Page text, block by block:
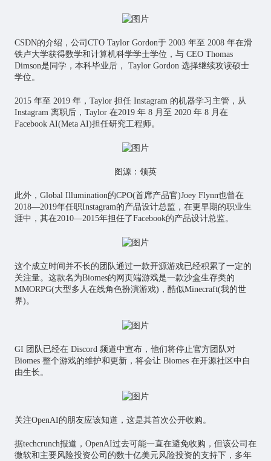
CSDN的介绍，公司CTO Taylor Gordon于 2003 年至 2008 年在滑
铁卢大学获得数学和计算机科学学士学位，与 CEO Thomas
Dimson是同学，本科毕业后， Taylor Gordon 选择继续攻读硕士
学位。
2015 年至 2019 年，Taylor 担任 Instagram 的机器学习主管，从
Instagram 离职后，Taylor 在2019 年 8 月至 2020 年 8 月在
Facebook AI(Meta AI)担任研究工程师。
图源：领英
此外，Global Illumination的CPO(首席产品官)Joey Flynn也曾在
2018—2019年任职Instagram的产品设计总监，在更早期的职业生
涯中，其在2010—2015年担任了Facebook的产品设计总监。
这个成立时间并不长的团队通过一款开源游戏已经积累了一定的
关注量。这款名为Biomes的网页端游戏是一款沙盒生存类的
MMORPG(大型多人在线角色扮演游戏)，酷似Minecraft(我的世
界)。
GI 团队已经在 Discord 频道中宣布，他们将停止官方团队对
Biomes 整个游戏的维护和更新，将会让 Biomes 在开源社区中自
由生长。
关注OpenAI的朋友应该知道，这是其首次公开收购。
据techcrunch报道，OpenAI过去可能一直在避免收购，但该公司在
微软和主要风险投资公司的数十亿美元风险投资的支持下，多年